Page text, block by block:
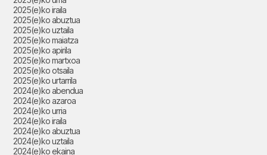
2025(e)ko iraila
2025(e)ko abuztua
2025(e)ko uztaila
2025(e)ko maiatza
2025(e)ko apirila
2025(e)ko martxoa
2025(e)ko otsaila
2025(e)ko urtarrila
2024(e)ko abendua
2024(e)ko azaroa
2024(e)ko urria
2024(e)ko iraila
2024(e)ko abuztua
2024(e)ko uztaila
2024(e)ko ekaina